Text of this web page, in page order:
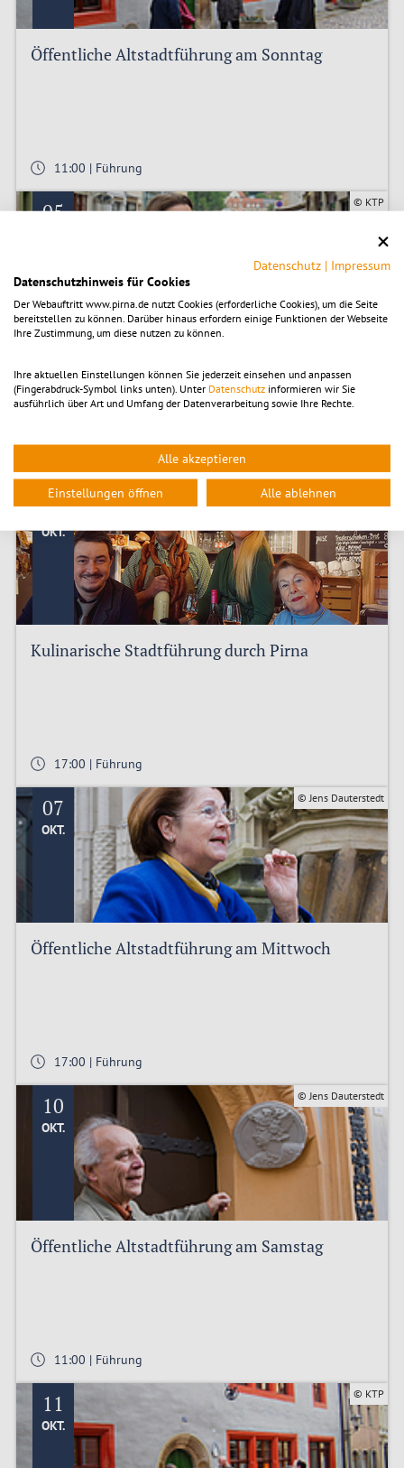
Öffentliche Altstadtführung am Sonntag
11:00 | Führung
05 © KTP
06
OKT.
© Sebastian Lenke
Kulinarische Stadtführung durch Pirna
17:00 | Führung
07
OKT.
© Jens Dauterstedt
Öffentliche Altstadtführung am Mittwoch
17:00 | Führung
10
OKT.
© Jens Dauterstedt
Öffentliche Altstadtführung am Samstag
11:00 | Führung
11
OKT.
© KTP
Datenschutz | Impressum
Datenschutzhinweis für Cookies
Der Webauftritt www.pirna.de nutzt Cookies (erforderliche Cookies), um die Seite
bereitstellen zu können. Darüber hinaus erfordern einige Funktionen der Webseite
Ihre Zustimmung, um diese nutzen zu können.
Ihre aktuellen Einstellungen können Sie jederzeit einsehen und anpassen
(Fingerabdruck-Symbol links unten). Unter Datenschutz informieren wir Sie
ausführlich über Art und Umfang der Datenverarbeitung sowie Ihre Rechte.
Alle akzeptieren
Einstellungen öffnen Alle ablehnen